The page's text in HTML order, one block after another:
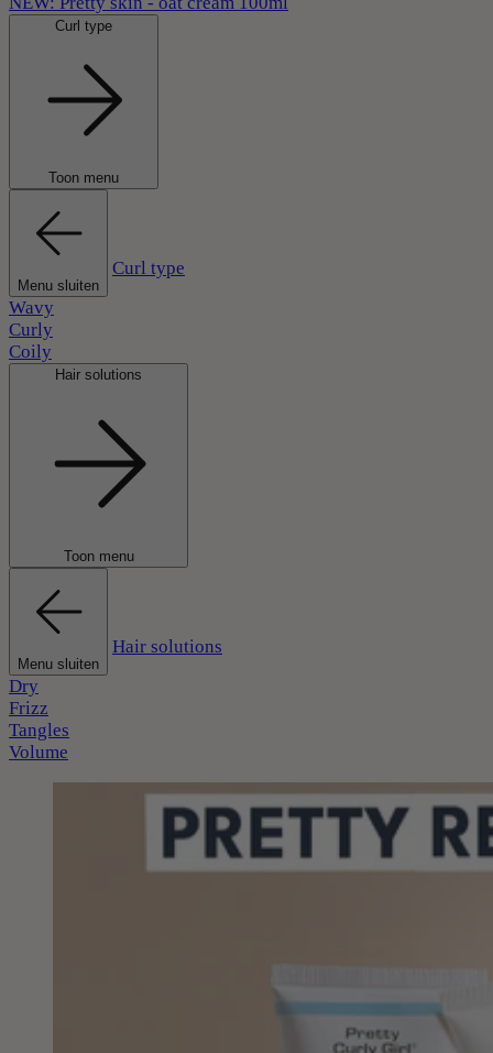
Curl type
Toon menu
Menu sluiten
Curl type
Wavy
Curly
Coily
Hair solutions
Toon menu
Menu sluiten
Hair solutions
Dry
Frizz
Tangles
Volume